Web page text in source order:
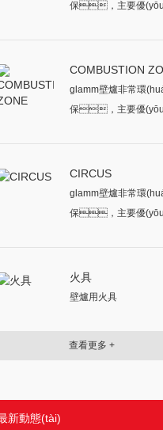
保，主要優
COMBUSTION
glamm壁爐非常環
保，主要優
CIRCUS
glamm壁爐非常環
保，主要優
火具
壁爐用火具
查看更多 +
新動態(tài)